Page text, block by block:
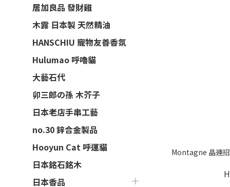
居加良品 發財雞
木露 日本製 天然精油
HANSCHIU 寵物友善香氛
Hulumao 呼嚕貓
大藝石代
卯三郎の孫 木芥子
日本老店手串工藝
no.30 鋅合金製品
Hooyun Cat 呼運貓
日本銘石銘木
日本香品
Montagne 晶運